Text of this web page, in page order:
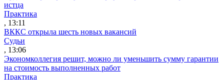
истца
Практика
, 13:11
ВККС открыла шесть новых вакансий
Судьи
, 13:06
Экономколлегия решит, можно ли уменьшить сумму гарантии
на стоимость выполненных работ
Практика